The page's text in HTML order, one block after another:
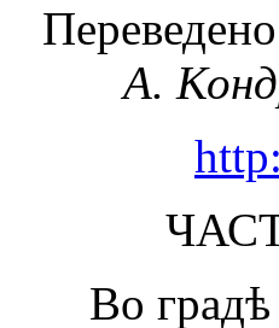
А.
Во